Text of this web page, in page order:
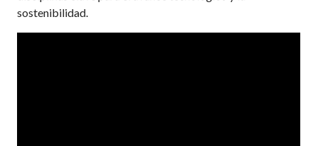
sostenibilidad.